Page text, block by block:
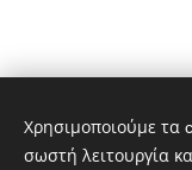
Χρησιμοποιούμε τα
σωστή λειτουργία